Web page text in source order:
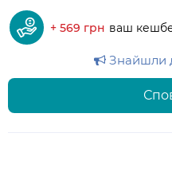
+ 569 грн ваш
Знайшли